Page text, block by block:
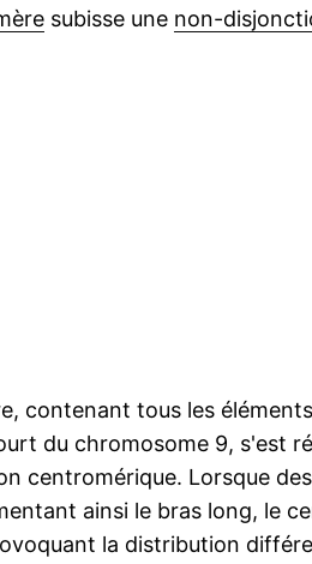
subisse une non-
contenant tous les
du chromosome 9, s'est
centromérique. Lorsque
ainsi le bras long, le
la distribution